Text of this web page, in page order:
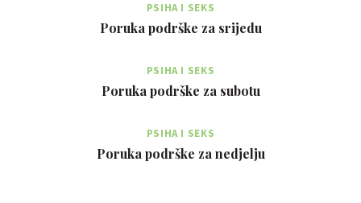
PSIHA I SEKS
Poruka podrške za srijedu
PSIHA I SEKS
Poruka podrške za subotu
PSIHA I SEKS
Poruka podrške za nedjelju